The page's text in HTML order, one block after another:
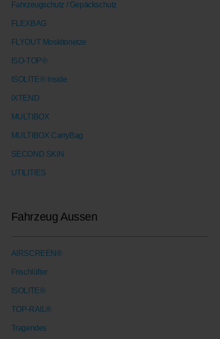
Fahrzeugschutz / Gepäckschutz
FLEXBAG
FLYOUT Moskitonetze
ISO-TOP®
ISOLITE® Inside
iXTEND
MULTIBOX
MULTIBOX CarryBag
SECOND SKIN
UTILITIES
Fahrzeug Aussen
AIRSCREEN®
Frischlüfter
ISOLITE®
TOP-RAIL®
Tragendes